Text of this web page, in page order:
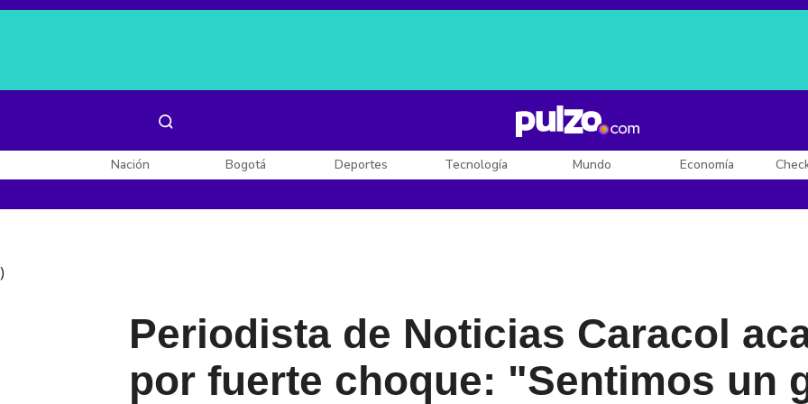
Posesión de De la Espriella
Nación Bogotá Deportes Tecnología Mundo Economía
)
Periodista de Noticias Caracol
por fuerte choque: "Sentimos un